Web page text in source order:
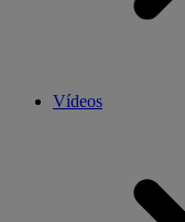
Vídeos